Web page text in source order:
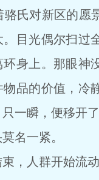
对新区的愿
。目光偶尔扫过
身上。那眼神
物品的价值，冷
一瞬，便移开了
一紧。
人群开始流动